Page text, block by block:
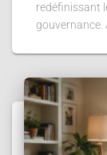
redéfinissant
gouvernance.